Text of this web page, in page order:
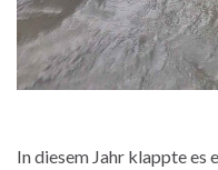
In diesem Jahr klappte